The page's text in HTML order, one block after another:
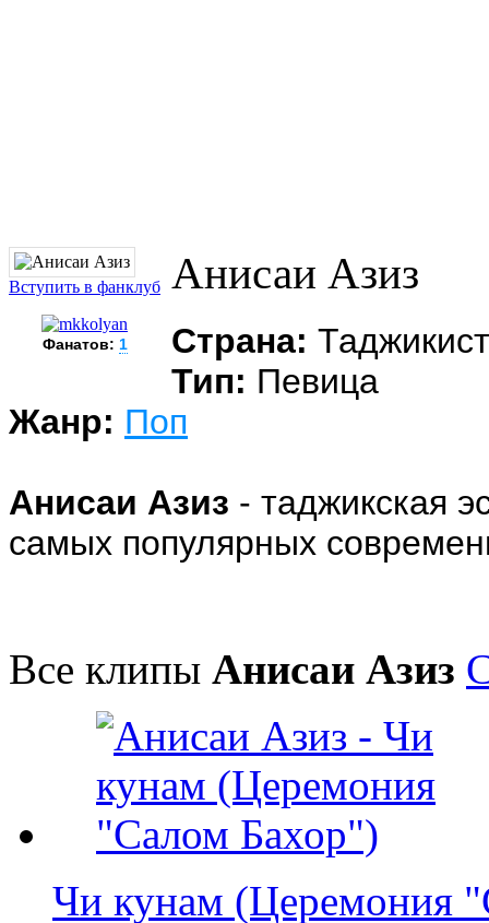
Вступить в фанклуб
Фанатов: 1
Анисаи Азиз
Страна:
Тип: Певица
Жанр: Поп
Анисаи Азиз - таджикская
самых популярных
Все клипы Анисаи Азиз
Чи кунам (Церемония